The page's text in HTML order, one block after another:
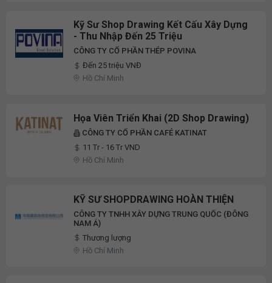
Kỹ Sư Shop Drawing Kết Cấu Xây Dựng
- Thu Nhập Đến 25 Triệu
CÔNG TY CỔ PHẦN THÉP POVINA
Đến 25 triệu VNĐ
Hồ Chí Minh
Họa Viên Triển Khai (2D Shop Drawing)
CÔNG TY CỔ PHẦN CAFÉ KATINAT
11 Tr - 16 Tr VND
Hồ Chí Minh
KỸ SƯ SHOPDRAWING HOÀN THIỆN
CÔNG TY TNHH XÂY DỰNG TRUNG QUỐC (ĐÔNG
NAM Á)
Thương lượng
Hồ Chí Minh